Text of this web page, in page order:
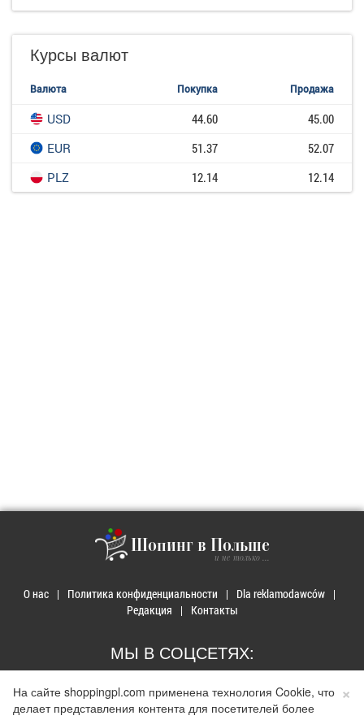
Курсы валют
Валюта Покупка Продажа
USD 44.60
45.00
EUR
51.37
52.07
PLZ
12.14 12.14
Шопинг в Польше
и не только ...
О нас Политика конфиденциальности
Dla reklamodawców
Редакция
Контакты
МЫ В СОЦСЕТЯХ:
×
На сайте shoppingpl.com применена технология Cookie, что
делает представления контента для посетителей более